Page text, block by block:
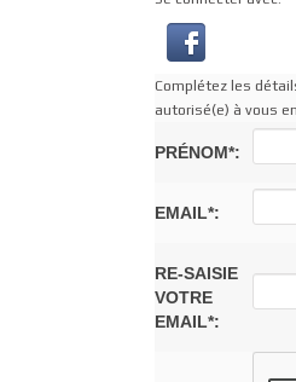
Complétez les
autorisé(e) à vous
PRÉNOM*:
EMAIL*:
RE-SAISIE
VOTRE
EMAIL*: